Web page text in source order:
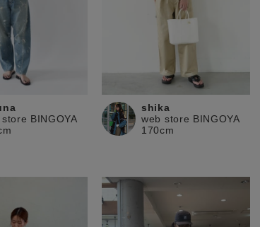
BINGOYA
shika
web store BINGOYA
170cm